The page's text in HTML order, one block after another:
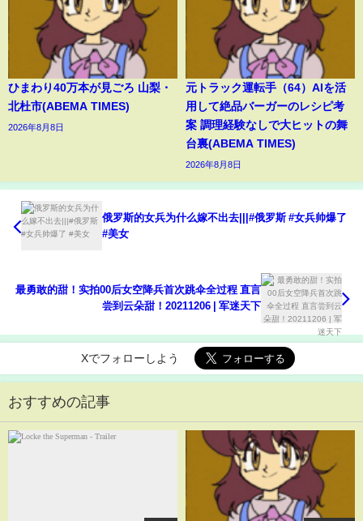
ひまわり40万本が見ごろ 山梨・
北杜市(ABEMA TIMES)
2026年8月8日
元トラック運転手（64）AIを活
用して絶品バーガーのレシピ考
案 調理経験なしで大ヒットの舞
台裏(ABEMA TIMES)
2026年8月8日
俄罗斯的女兵为什么嫁不出去|||#俄罗斯 #女兵帅爆了
#美女
最勇敢的甜！实拍00后女空降兵首次跳伞全过程 直言
尝到云朵甜！20211206 | 军迷天下
Xでフォローしよう
おすすめの記事